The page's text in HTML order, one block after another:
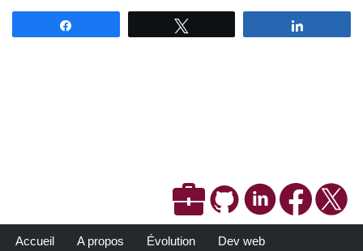
Accueil A propos Évolution Dev web